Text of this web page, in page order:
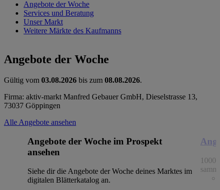
Angebote der Woche
Services und Beratung
Unser Markt
Weitere Märkte des Kaufmanns
Angebote der Woche
Gültig vom 03.08.2026 bis zum 08.08.2026.
Firma: aktiv-markt Manfred Gebauer GmbH, Dieselstrasse 13,
73037 Göppingen
Alle Angebote ansehen
Angebote der Woche im Prospekt
ansehen
Siehe dir die Angebote der Woche deines Marktes im
digitalen Blätterkatalog an.
1000